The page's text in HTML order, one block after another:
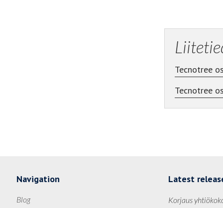
Tecnotree
Tecnotree
Navigation
Blog
Latest
Korjaus